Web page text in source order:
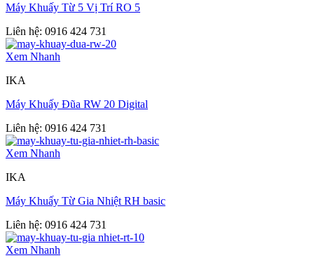
Máy Khuấy Từ 5 Vị Trí RO 5
Liên hệ: 0916 424 731
Xem Nhanh
IKA
Máy Khuấy Đũa RW 20 Digital
Liên hệ: 0916 424 731
Xem Nhanh
IKA
Máy Khuấy Từ Gia Nhiệt RH basic
Liên hệ: 0916 424 731
Xem Nhanh